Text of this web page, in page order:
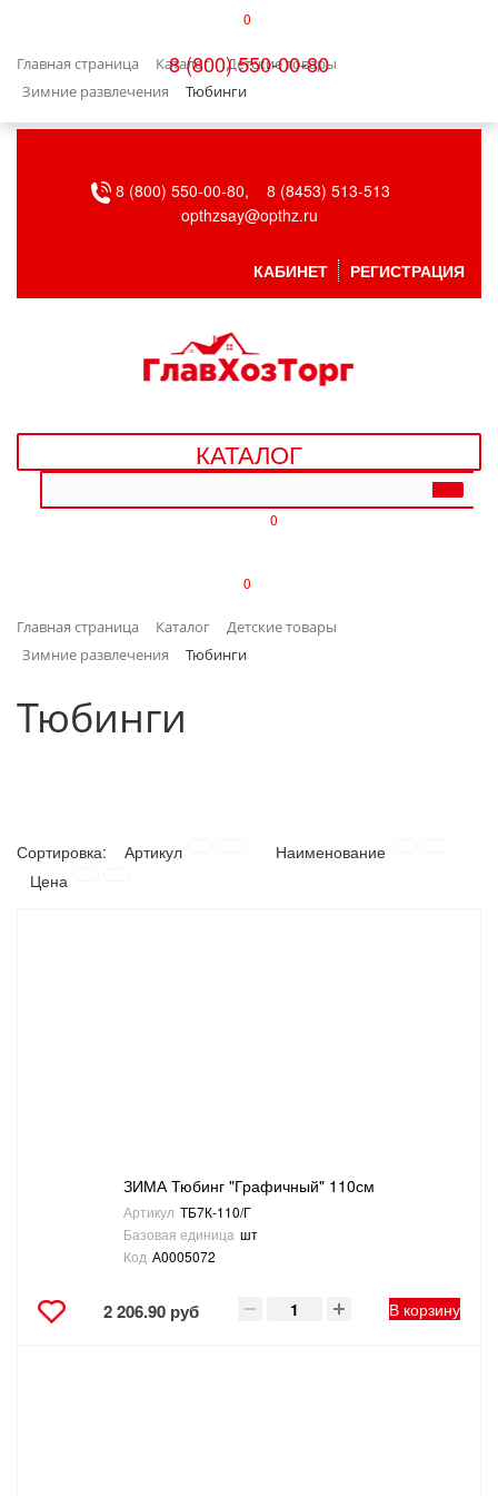
0
8 (800) 550-00-80
Главная страница Каталог
Детские товары
Зимние развлечения
Тюбинги
БЫТОВАЯ ТЕХНИКА
ВЕНТИЛЯЦИЯ
ДАЧА, САД И ОГОРОД
ДЕТСКИЕ ТОВАРЫ
ИНТЕРЬЕР
ЛАКОКРАСОЧНЫЕ МАТЕРИАЛЫ
СНЕГОУБОРОЧНЫЙ ИНВЕНТАРЬ
СТРЕМЯНКИ,ЛЕСТНИЦЫ
СТРОИТЕЛЬНЫЕ И ОТДЕЛОЧНЫЕ МАТЕРИАЛЫ
8 (800) 550-00-80,
8 (8453) 513-513
opthzsay@opthz.ru
КАБИНЕТ РЕГИСТРАЦИЯ
КАТАЛОГ
0
0
Главная страница Каталог
Детские товары
Зимние развлечения
Тюбинги
Тюбинги
Сортировка: Артикул
Наименование
Цена
ЗИМА Тюбинг "Графичный" 110см
Артикул ТБ7К-110/Г
Базовая единица шт
Код А0005072
2 206.90 руб В корзину